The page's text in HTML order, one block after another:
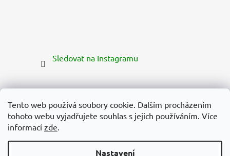
Tento web používá soubory cookie. Dalším procházením
tohoto webu vyjadřujete souhlas s jejich používáním. Více
informací zde.
Nastavení
Sledovat na Instagramu